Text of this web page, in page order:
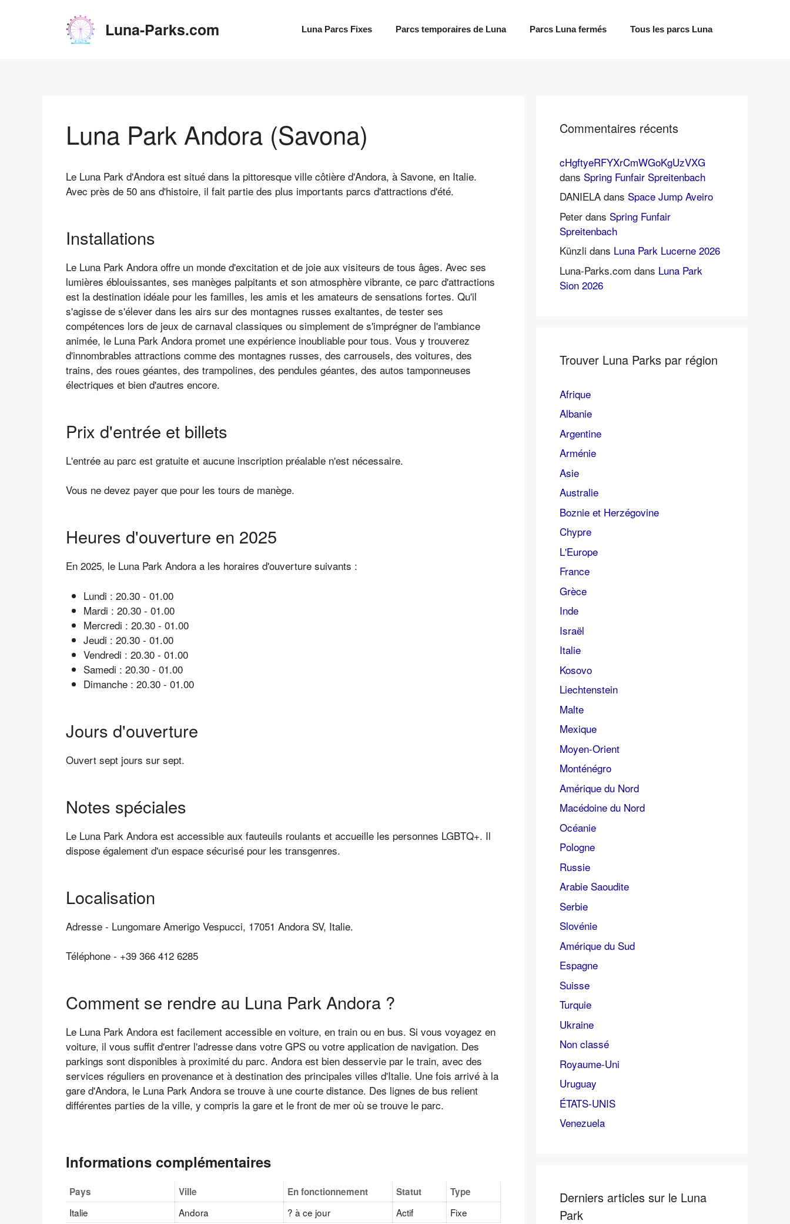
Luna-Parks.com Luna Parcs Fixes Parcs temporaires de Luna Parcs Luna fermés Tous les parcs Luna
Luna Park Andora (Savona)
Le Luna Park d'Andora est situé dans la pittoresque ville côtière d'Andora, à Savone, en Italie.
Avec près de 50 ans d'histoire, il fait partie des plus importants parcs d'attractions d'été.
Installations
Le Luna Park Andora offre un monde d'excitation et de joie aux visiteurs de tous âges. Avec ses
lumières éblouissantes, ses manèges palpitants et son atmosphère vibrante, ce parc d'attractions
est la destination idéale pour les familles, les amis et les amateurs de sensations fortes. Qu'il
s'agisse de s'élever dans les airs sur des montagnes russes exaltantes, de tester ses
compétences lors de jeux de carnaval classiques ou simplement de s'imprégner de l'ambiance
animée, le Luna Park Andora promet une expérience inoubliable pour tous. Vous y trouverez
d'innombrables attractions comme des montagnes russes, des carrousels, des voitures, des
trains, des roues géantes, des trampolines, des pendules géantes, des autos tamponneuses
électriques et bien d'autres encore.
Prix d'entrée et billets
L'entrée au parc est gratuite et aucune inscription préalable n'est nécessaire.
Vous ne devez payer que pour les tours de manège.
Heures d'ouverture en 2025
En 2025, le Luna Park Andora a les horaires d'ouverture suivants :
Lundi : 20.30 - 01.00
Mardi : 20.30 - 01.00
Mercredi : 20.30 - 01.00
Jeudi : 20.30 - 01.00
Vendredi : 20.30 - 01.00
Samedi : 20.30 - 01.00
Dimanche : 20.30 - 01.00
Jours d'ouverture
Ouvert sept jours sur sept.
Notes spéciales
Le Luna Park Andora est accessible aux fauteuils roulants et accueille les personnes LGBTQ+. Il
dispose également d'un espace sécurisé pour les transgenres.
Localisation
Adresse - Lungomare Amerigo Vespucci, 17051 Andora SV, Italie.
Téléphone - +39 366 412 6285
Comment se rendre au Luna Park Andora ?
Le Luna Park Andora est facilement accessible en voiture, en train ou en bus. Si vous voyagez en
voiture, il vous suffit d'entrer l'adresse dans votre GPS ou votre application de navigation. Des
parkings sont disponibles à proximité du parc. Andora est bien desservie par le train, avec des
services réguliers en provenance et à destination des principales villes d'Italie. Une fois arrivé à la
gare d'Andora, le Luna Park Andora se trouve à une courte distance. Des lignes de bus relient
différentes parties de la ville, y compris la gare et le front de mer où se trouve le parc.
Informations complémentaires
Pays Ville En fonctionnement Statut
Type
Italie
Andora ? à ce jour Actif Fixe
Commentaires récents
cHgftyeRFYXrCmWGoKgUzVXG
dans Spring Funfair Spreitenbach
DANIELA dans Space Jump Aveiro
Peter dans Spring Funfair
Spreitenbach
Künzli dans Luna Park Lucerne 2026
Luna-Parks.com dans Luna Park
Sion 2026
Trouver Luna Parks par région
Afrique
Albanie
Argentine
Arménie
Asie
Australie
Boznie et Herzégovine
Chypre
L'Europe
France
Grèce
Inde
Israël
Italie
Kosovo
Liechtenstein
Malte
Mexique
Moyen-Orient
Monténégro
Amérique du Nord
Macédoine du Nord
Océanie
Pologne
Russie
Arabie Saoudite
Serbie
Slovénie
Amérique du Sud
Espagne
Suisse
Turquie
Ukraine
Non classé
Royaume-Uni
Uruguay
ÉTATS-UNIS
Venezuela
Derniers articles sur le Luna
Park